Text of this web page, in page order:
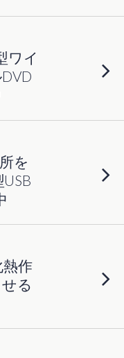
ワイ
を
熱作
る